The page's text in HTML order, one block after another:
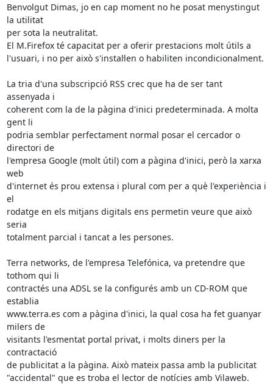
Benvolgut Dimas, jo en cap moment no he posat menystingut
la utilitat
per sota la neutralitat.
El M.Firefox té capacitat per a oferir prestacions molt útils a
l'usuari, i no per això s'instal·len o habiliten incondicionalment.
La tria d'una subscripció RSS crec que ha de ser tant
assenyada i
coherent com la de la pàgina d'inici predeterminada. A molta
gent li
podria semblar perfectament normal posar el cercador o
directori de
l'empresa Google (molt útil) com a pàgina d'inici, però la xarxa
web
d'internet és prou extensa i plural com per a què l'experiència i
el
rodatge en els mitjans digitals ens permetin veure que això
seria
totalment parcial i tancat a les persones.
Terra networks, de l'empresa Telefónica, va pretendre que
tothom qui li
contractés una ADSL se la configurés amb un CD-ROM que
establia
www.terra.es com a pàgina d'inici, la qual cosa ha fet guanyar
milers de
visitants l'esmentat portal privat, i molts diners per la
contractació
de publicitat a la pàgina. Això mateix passa amb la publicitat
"accidental" que es troba el lector de notícies amb Vilaweb.